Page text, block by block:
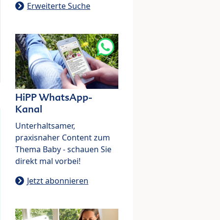
Erweiterte Suche
HiPP WhatsApp-
Kanal
Unterhaltsamer,
praxisnaher Content zum
Thema Baby - schauen Sie
direkt mal vorbei!
Jetzt abonnieren